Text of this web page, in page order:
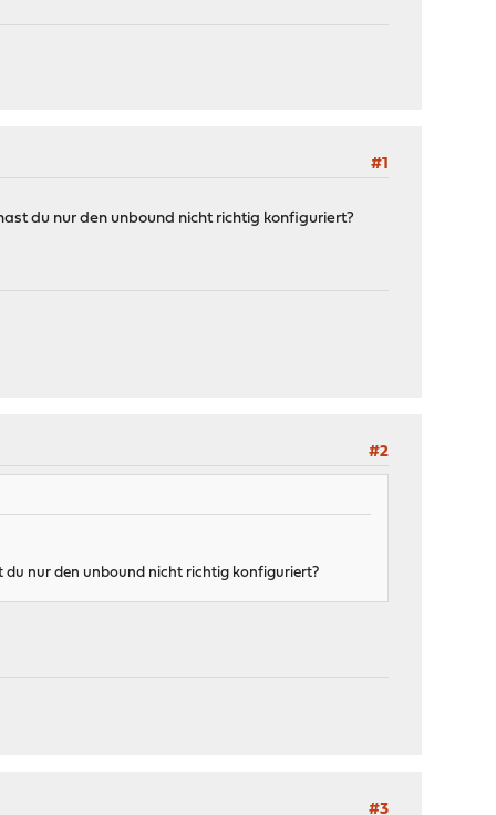
#1
du nur den unbound nicht richtig konfiguriert?
#2
du nur den unbound nicht richtig konfiguriert?
#3